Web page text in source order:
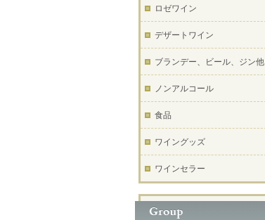
ロゼワイン
デザートワイン
ブランデー、ビール、ジン他
ノンアルコール
食品
ワイングッズ
ワインセラー